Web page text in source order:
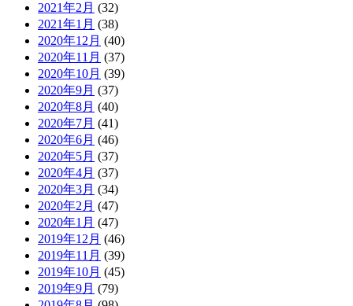
2021年2月 (32)
2021年1月 (38)
2020年12月 (40)
2020年11月 (37)
2020年10月 (39)
2020年9月 (37)
2020年8月 (40)
2020年7月 (41)
2020年6月 (46)
2020年5月 (37)
2020年4月 (37)
2020年3月 (34)
2020年2月 (47)
2020年1月 (47)
2019年12月 (46)
2019年11月 (39)
2019年10月 (45)
2019年9月 (79)